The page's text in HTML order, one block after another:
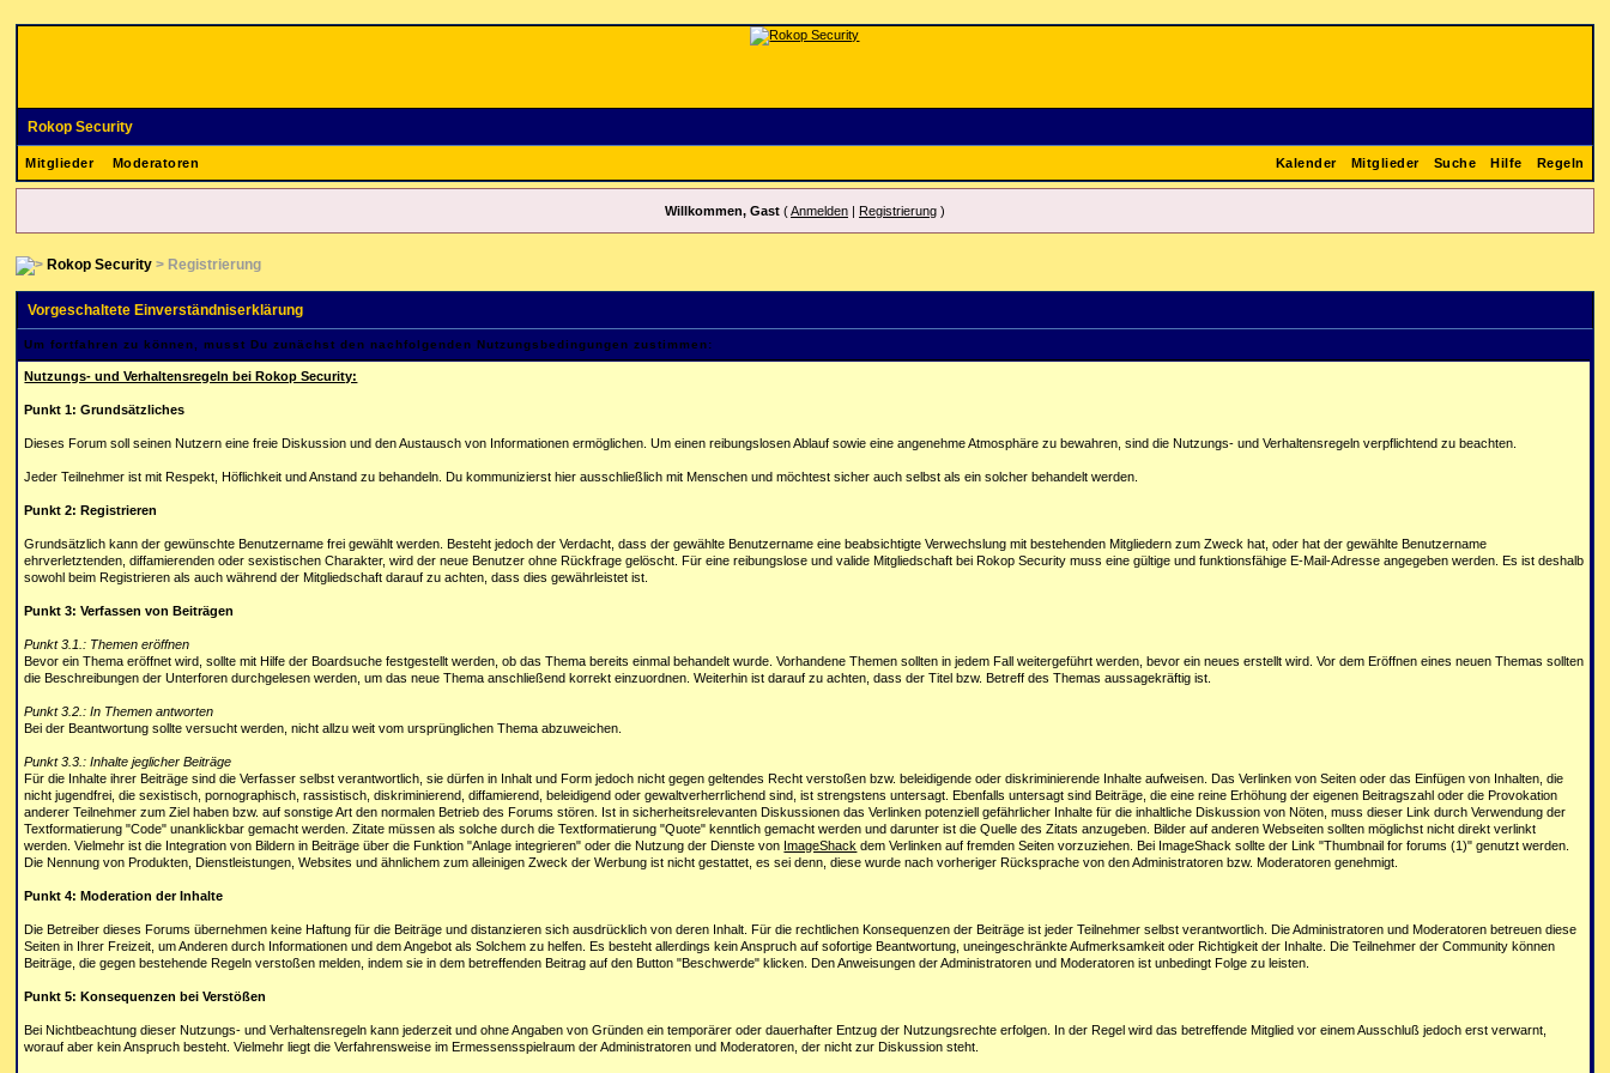
Rokop Security
Mitglieder Moderatoren Regeln
Hilfe
Suche
Mitglieder
Kalender
Willkommen, Gast(Anmelden| Registrierung)
Rokop Security > Registrierung
Vorgeschaltete Einverständniserklärung
Um fortfahren zu können, musst Du zunächst den nachfolgenden Nutzungsbedingungen zustimmen:
Nutzungs- und Verhaltensregeln bei Rokop Security:
Punkt 1: Grundsätzliches
Dieses Forum soll seinen Nutzern eine freie Diskussion und den Austausch von Informationen ermöglichen. Um einen reibungslosen Ablauf sowie eine angenehme Atmosphäre zu bewahren, sind die Nutzungs- und Verhaltensregeln verpflichtend zu beachten.
Jeder Teilnehmer ist mit Respekt, Höflichkeit und Anstand zu behandeln. Du kommunizierst hier ausschließlich mit Menschen und möchtest sicher auch selbst als ein solcher behandelt werden.
Punkt 2: Registrieren
Grundsätzlich kann der gewünschte Benutzername frei gewählt werden. Besteht jedoch der Verdacht, dass der gewählte Benutzername eine beabsichtigte Verwechslung mit bestehenden Mitgliedern zum Zweck hat, oder hat der gewählte Benutzername
ehrverletztenden, diffamierenden oder sexistischen Charakter, wird der neue Benutzer ohne Rückfrage gelöscht. Für eine reibungslose und valide Mitgliedschaft bei Rokop Security muss eine gültige und funktionsfähige E-Mail-Adresse angegeben werden. Es ist deshalb
sowohl beim Registrieren als auch während der Mitgliedschaft darauf zu achten, dass dies gewährleistet ist.
Punkt 3: Verfassen von Beiträgen
Punkt 3.1.: Themen eröffnen
Bevor ein Thema eröffnet wird, sollte mit Hilfe der Boardsuche festgestellt werden, ob das Thema bereits einmal behandelt wurde. Vorhandene Themen sollten in jedem Fall weitergeführt werden, bevor ein neues erstellt wird. Vor dem Eröffnen eines neuen Themas sollten
die Beschreibungen der Unterforen durchgelesen werden, um das neue Thema anschließend korrekt einzuordnen. Weiterhin ist darauf zu achten, dass der Titel bzw. Betreff des Themas aussagekräftig ist.
Punkt 3.2.: In Themen antworten
Bei der Beantwortung sollte versucht werden, nicht allzu weit vom ursprünglichen Thema abzuweichen.
Punkt 3.3.: Inhalte jeglicher Beiträge
Für die Inhalte ihrer Beiträge sind die Verfasser selbst verantwortlich, sie dürfen in Inhalt und Form jedoch nicht gegen geltendes Recht verstoßen bzw. beleidigende oder diskriminierende Inhalte aufweisen. Das Verlinken von Seiten oder das Einfügen von Inhalten, die
nicht jugendfrei, die sexistisch, pornographisch, rassistisch, diskriminierend, diffamierend, beleidigend oder gewaltverherrlichend sind, ist strengstens untersagt. Ebenfalls untersagt sind Beiträge, die eine reine Erhöhung der eigenen Beitragszahl oder die Provokation
anderer Teilnehmer zum Ziel haben bzw. auf sonstige Art den normalen Betrieb des Forums stören. Ist in sicherheitsrelevanten Diskussionen das Verlinken potenziell gefährlicher Inhalte für die inhaltliche Diskussion von Nöten, muss dieser Link durch Verwendung der
Textformatierung "Code" unanklickbar gemacht werden. Zitate müssen als solche durch die Textformatierung "Quote" kenntlich gemacht werden und darunter ist die Quelle des Zitats anzugeben. Bilder auf anderen Webseiten sollten möglichst nicht direkt verlinkt
werden. Vielmehr ist die Integration von Bildern in Beiträge über die Funktion "Anlage integrieren" oder die Nutzung der Dienste von ImageShack dem Verlinken auf fremden Seiten vorzuziehen. Bei ImageShack sollte der Link "Thumbnail for forums (1)" genutzt werden.
Die Nennung von Produkten, Dienstleistungen, Websites und ähnlichem zum alleinigen Zweck der Werbung ist nicht gestattet, es sei denn, diese wurde nach vorheriger Rücksprache von den Administratoren bzw. Moderatoren genehmigt.
Punkt 4: Moderation der Inhalte
Die Betreiber dieses Forums übernehmen keine Haftung für die Beiträge und distanzieren sich ausdrücklich von deren Inhalt. Für die rechtlichen Konsequenzen der Beiträge ist jeder Teilnehmer selbst verantwortlich. Die Administratoren und Moderatoren betreuen diese
Seiten in Ihrer Freizeit, um Anderen durch Informationen und dem Angebot als Solchem zu helfen. Es besteht allerdings kein Anspruch auf sofortige Beantwortung, uneingeschränkte Aufmerksamkeit oder Richtigkeit der Inhalte. Die Teilnehmer der Community können
Beiträge, die gegen bestehende Regeln verstoßen melden, indem sie in dem betreffenden Beitrag auf den Button "Beschwerde" klicken. Den Anweisungen der Administratoren und Moderatoren ist unbedingt Folge zu leisten.
Punkt 5: Konsequenzen bei Verstößen
Bei Nichtbeachtung dieser Nutzungs- und Verhaltensregeln kann jederzeit und ohne Angaben von Gründen ein temporärer oder dauerhafter Entzug der Nutzungsrechte erfolgen. In der Regel wird das betreffende Mitglied vor einem Ausschluß jedoch erst verwarnt,
worauf aber kein Anspruch besteht. Vielmehr liegt die Verfahrensweise im Ermessensspielraum der Administratoren und Moderatoren, der nicht zur Diskussion steht.